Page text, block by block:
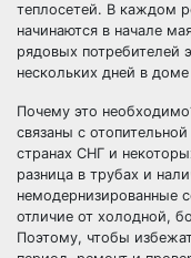
теплосетей. В каждом
начинаются в начале
рядовых потребителей
нескольких дней в
Почему это
связаны с
странах СНГ и
разница в трубах и
немодернизированные
отличие от холодной,
Поэтому, чтобы